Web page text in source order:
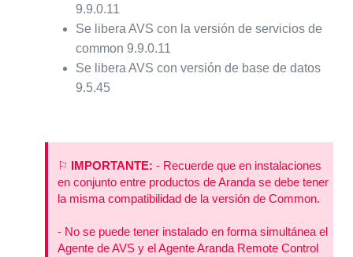
9.9.0.11
Se libera AVS con la versión de servicios de
common 9.9.0.11
Se libera AVS con versión de base de datos
9.5.45
⚐ IMPORTANTE: - Recuerde que en instalaciones
en conjunto entre productos de Aranda se debe tener
la misma compatibilidad de la versión de Common.
- No se puede tener instalado en forma simultánea el
Agente de AVS y el Agente Aranda Remote Control